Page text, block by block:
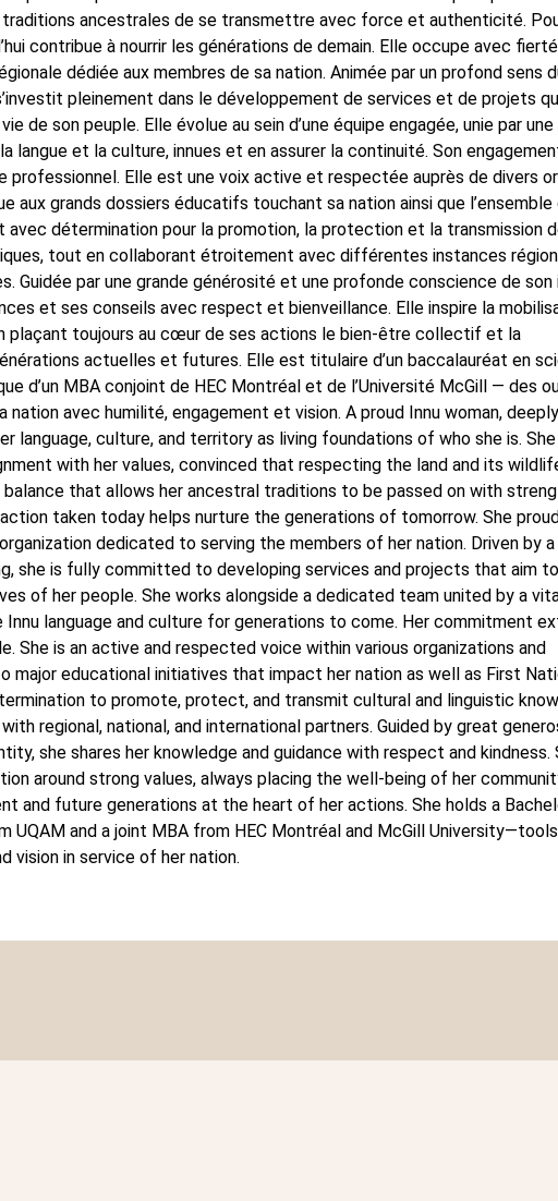
traditions ancestrales de se transmettre avec force et authenticité.
contribue à nourrir les générations de demain. Elle occupe avec
dédiée aux membres de sa nation. Animée par un profond sens
pleinement dans le développement de services et de projets
de son peuple. Elle évolue au sein d’une équipe engagée, unie par une
langue et la culture, innues et en assurer la continuité. Son
professionnel. Elle est une voix active et respectée auprès de divers
aux grands dossiers éducatifs touchant sa nation ainsi que l’ensemble
avec détermination pour la promotion, la protection et la transmission
tout en collaborant étroitement avec différentes instances
Guidée par une grande générosité et une profonde conscience de
et ses conseils avec respect et bienveillance. Elle inspire la
plaçant toujours au cœur de ses actions le bien-être collectif et la
actuelles et futures. Elle est titulaire d’un baccalauréat en
d’un MBA conjoint de HEC Montréal et de l’Université McGill — des
nation avec humilité, engagement et vision. A proud Innu woman,
language, culture, and territory as living foundations of who she is.
with her values, convinced that respecting the land and its
that allows her ancestral traditions to be passed on with
taken today helps nurture the generations of tomorrow. She
dedicated to serving the members of her nation. Driven by
she is fully committed to developing services and projects that aim to
of her people. She works alongside a dedicated team united by a
language and culture for generations to come. Her commitment
She is an active and respected voice within various organizations and
major educational initiatives that impact her nation as well as First
to promote, protect, and transmit cultural and linguistic
regional, national, and international partners. Guided by great
she shares her knowledge and guidance with respect and kindness.
around strong values, always placing the well-being of her
and future generations at the heart of her actions. She holds a
UQAM and a joint MBA from HEC Montréal and McGill
vision in service of her nation.